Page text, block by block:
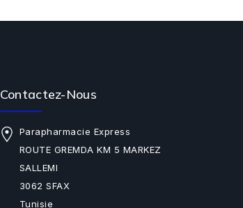
Contactez-Nous
Parapharmacie Express
ROUTE GREMDA KM 5 MARKEZ
SALLEMI
3062 SFAX
Tunisie